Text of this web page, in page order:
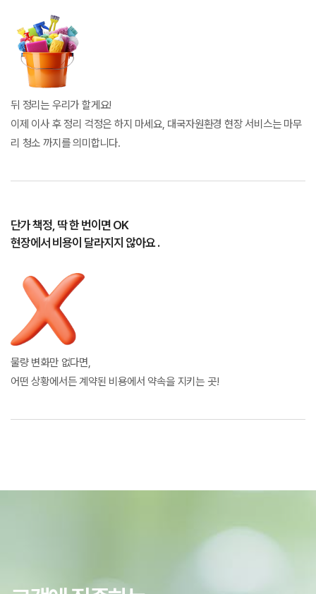
뒤 정리는 우리가 할게요!
이제 이사 후 정리 걱정은 하지 마세요, 대국자원환경 현장 서비스는 마무
리 청소 까지를 의미합니다.
단가 책정, 딱 한 번이면 OK
현장에서 비용이 달라지지 않아요 .
물량 변화만 없다면,
어떤 상황에서든 계약된 비용에서 약속을 지키는 곳!